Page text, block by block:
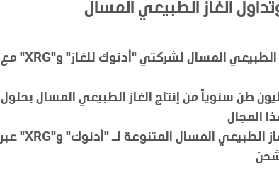
الغاز الطبيعي المسال
منصة جديدة متكاملة تجمع أنشطة تسويق الغاز الطبيعي المسال لشركتَي "أدنوك للغاز" و"XRG" مع
عالمية المستوى تستهدف تسويق 47 مليون طن سنوياً من إنتاج الغاز الطبيعي المسال بحلول
المنصة تعزز وصول العملاء إلى محفظة أعمال الغاز الطبيعي المسال المتنوعة لـ "أدنوك" و"XRG" عبر